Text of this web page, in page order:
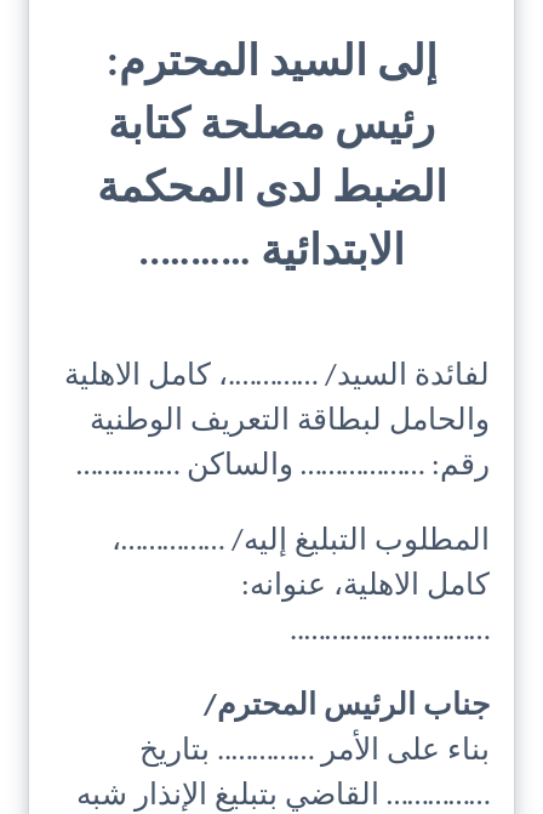
إلى السيد المحترم:
رئيس مصلحة كتابة
الضبط لدى المحكمة
الابتدائية ………..
لفائدة السيد/ ………….، كامل الاهلية
والحامل لبطاقة التعريف الوطنية
رقم: ……………… والساكن ……………
المطلوب التبليغ إليه/ ……………،
كامل الاهلية، عنوانه:
………………………..
جناب الرئيس المحترم/
بناء على الأمر ………….. بتاريخ
…………… القاضي بتبليغ الإنذار شبه